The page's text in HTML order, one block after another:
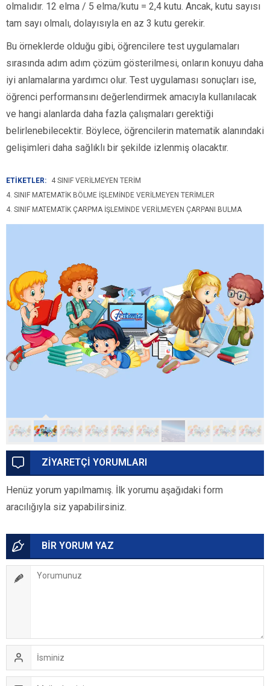
olmalıdır. 12 elma / 5 elma/kutu = 2,4 kutu. Ancak, kutu sayısı
tam sayı olmalı, dolayısıyla en az 3 kutu gerekir.
Bu örneklerde olduğu gibi, öğrencilere test uygulamaları
sırasında adım adım çözüm gösterilmesi, onların konuyu daha
iyi anlamalarına yardımcı olur. Test uygulaması sonuçları ise,
öğrenci performansını değerlendirmek amacıyla kullanılacak
ve hangi alanlarda daha fazla çalışmaları gerektiği
belirlenebilecektir. Böylece, öğrencilerin matematik alanındaki
gelişimleri daha sağlıklı bir şekilde izlenmiş olacaktır.
ETİKETLER:
4 SINIF VERILMEYEN TERIM
4. SINIF MATEMATIK BÖLME İŞLEMINDE VERILMEYEN TERIMLER
4. SINIF MATEMATIK ÇARPMA İŞLEMINDE VERILMEYEN ÇARPANI BULMA
ZİYARETÇİ YORUMLARI
Henüz yorum yapılmamış. İlk yorumu aşağıdaki form
aracılığıyla siz yapabilirsiniz.
BİR YORUM YAZ